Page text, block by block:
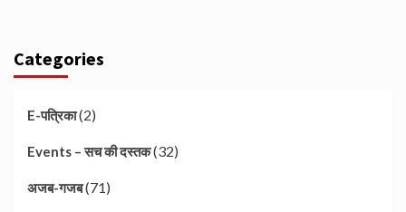
Categories
E-पत्रिका(2)
Events – सच की दस्तक(32)
अजब-गजब(71)